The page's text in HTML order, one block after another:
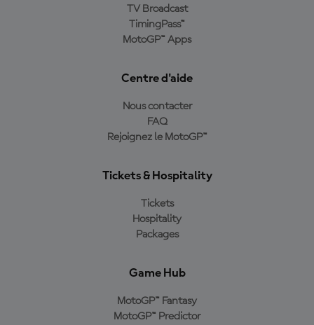
TV Broadcast
TimingPass™
MotoGP™ Apps
Centre d'aide
Nous contacter
FAQ
Rejoignez le MotoGP™
Tickets & Hospitality
Tickets
Hospitality
Packages
Game Hub
MotoGP™ Fantasy
MotoGP™ Predictor